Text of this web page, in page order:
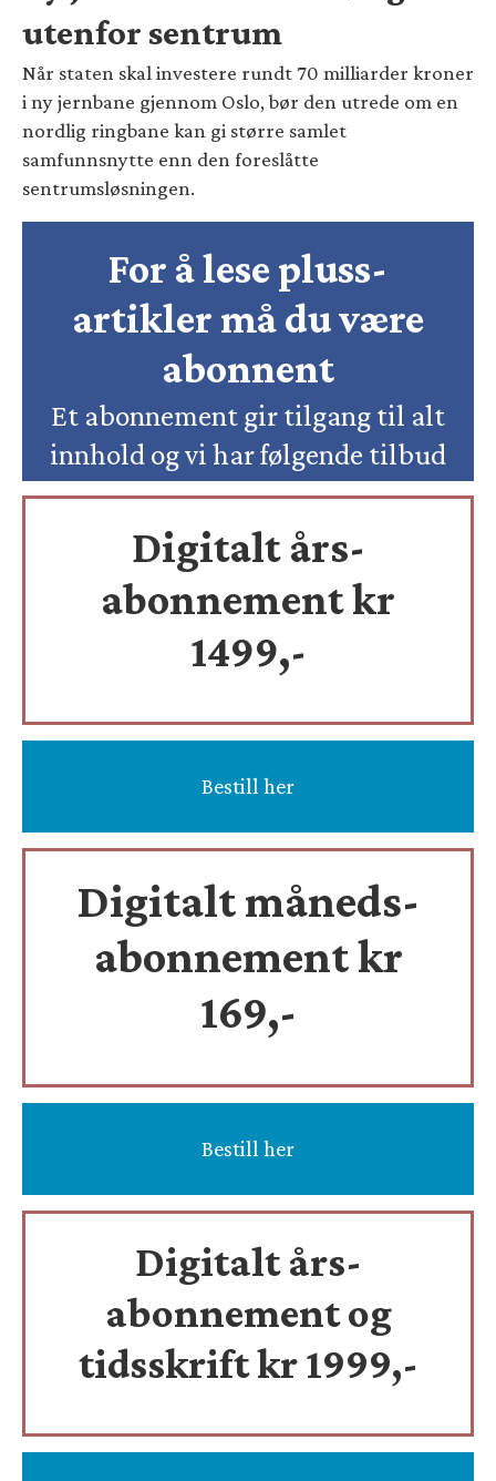
utenfor sentrum
Når staten skal investere rundt 70 milliarder kroner
i ny jernbane gjennom Oslo, bør den utrede om en
nordlig ringbane kan gi større samlet
samfunnsnytte enn den foreslåtte
sentrumsløsningen.
For å lese pluss-
artikler må du være
abonnent
Et abonnement gir tilgang til alt
innhold og vi har følgende tilbud
Digitalt års-
abonnement kr
1499,-
Bestill her
Digitalt måneds-
abonnement kr
169,-
Bestill her
Digitalt års-
abonnement og
tidsskriftkr 1999,-